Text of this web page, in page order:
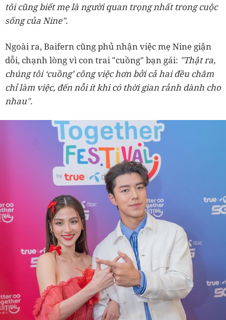
tôi cũng biết mẹ là người quan trọng nhất trong cuộc
sống của Nine".
Ngoài ra, Baifern cũng phủ nhận việc mẹ Nine giận
dỗi, chạnh lòng vì con trai "cuồng" bạn gái: "Thật ra,
chúng tôi ‘cuồng’ công việc hơn bởi cả hai đều chăm
chỉ làm việc, đến nỗi ít khi có thời gian rảnh dành cho
nhau".